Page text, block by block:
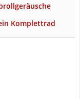
Komplettrad